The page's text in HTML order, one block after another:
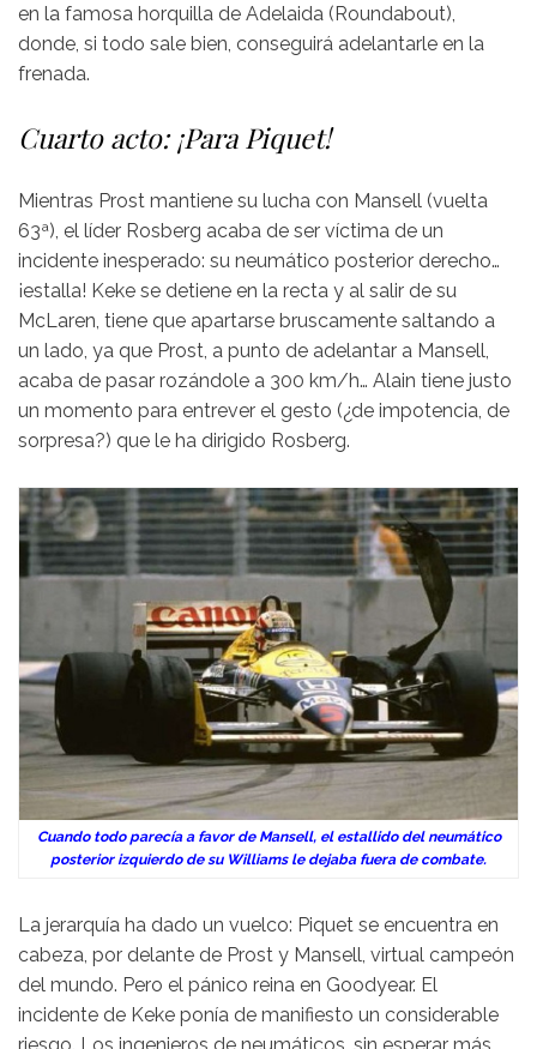
en la famosa horquilla de Adelaida (Roundabout),
donde, si todo sale bien, conseguirá adelantarle en la
frenada.
Cuarto acto: ¡Para Piquet!
Mientras Prost mantiene su lucha con Mansell (vuelta
63ª), el líder Rosberg acaba de ser víctima de un
incidente inesperado: su neumático posterior derecho…
¡estalla! Keke se detiene en la recta y al salir de su
McLaren, tiene que apartarse bruscamente saltando a
un lado, ya que Prost, a punto de adelantar a Mansell,
acaba de pasar rozándole a 300 km/h… Alain tiene justo
un momento para entrever el gesto (¿de impotencia, de
sorpresa?) que le ha dirigido Rosberg.
Cuando todo parecía a favor de Mansell, el estallido del neumático
posterior izquierdo de su Williams le dejaba fuera de combate.
La jerarquía ha dado un vuelco: Piquet se encuentra en
cabeza, por delante de Prost y Mansell, virtual campeón
del mundo. Pero el pánico reina en Goodyear. El
incidente de Keke ponía de manifiesto un considerable